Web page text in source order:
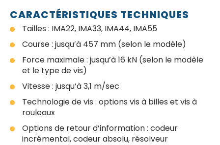
CARACTÉRISTIQUES TECHNIQUES
Tailles : IMA22, IMA33, IMA44, IMA55
Course : jusqu’à 457 mm (selon le modèle)
Force maximale : jusqu’à 16 kN (selon le modèle
et le type de vis)
Vitesse : jusqu’à 3,1 m/sec
Technologie de vis : options vis à billes et vis à
rouleaux
Options de retour d’information : codeur
incrémental, codeur absolu, résolveur